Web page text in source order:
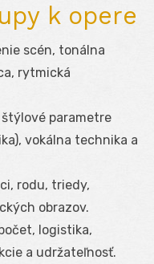
k opere
scén, tonálna
rytmická
štýlové parametre
vokálna technika a
rodu, triedy,
obrazov.
logistika,
a udržateľnosť.